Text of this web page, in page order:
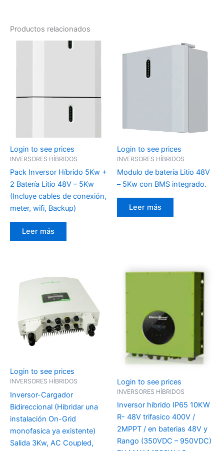
Productos relacionados
Login to see prices
INVERSORES HÍBRIDOS
Pack Inversor Híbrido 5Kw +
2 Batería Litio 48V – 5Kw
(Incluye cables de conexión,
meter, wifi, Backup)
Leer más
Login to see prices
INVERSORES HÍBRIDOS
Modulo de batería Litio 48V
– 5Kw con BMS integrado.
Leer más
Login to see prices
INVERSORES HÍBRIDOS
Inversor-Cargador
Bidireccional (Hibridar una
instalación On-Grid
monofasica ya existente)
Salida 3Kw, AC Coupled,
Login to see prices
INVERSORES HÍBRIDOS
Inversor hibrido IP65 10KW
R- 48V trifasico 400V /
2MPPT / en baterias 48V y
Rango (350VDC – 950VDC)